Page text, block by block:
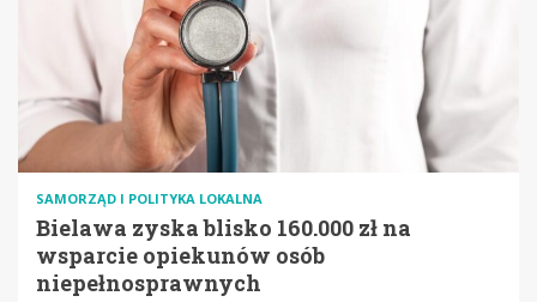
SAMORZĄD I POLITYKA LOKALNA
Bielawa zyska blisko 160.000 zł na
wsparcie opiekunów osób
niepełnosprawnych